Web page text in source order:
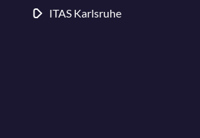
ITAS Karlsruhe